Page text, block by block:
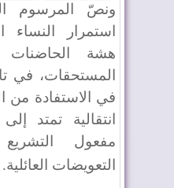
ونصّ المرسوم
استمرار
هشة الحاضنات
في الاستفادة من
انتقالية تمتد
مفعول
التعويضات العائلية.